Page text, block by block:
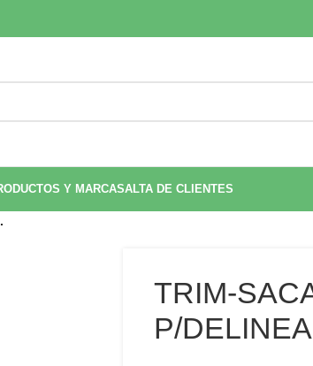
Y MARCASALTA DE CLIENTES
TRIM-
P/